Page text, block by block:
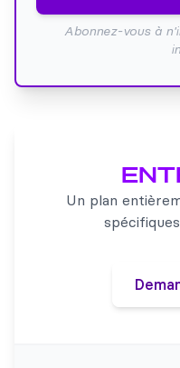
Abonnez-vous à
Un plan